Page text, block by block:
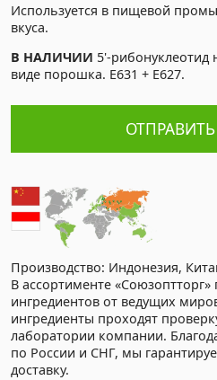
Используется в пищевой
вкуса.
В НАЛИЧИИ 5'-рибонуклеотид
виде порошка. Е631 + Е627.
Производство: Индонезия,
В ассортименте «Союзоптторг»
ингредиентов от ведущих
ингредиенты проходят
лаборатории компании.
по России и СНГ, мы
доставку.